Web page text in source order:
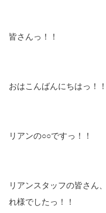
皆さんっ！！
おはこんばんにちはっ！！
リアンの○○ですっ！！
リアンスタッフの皆さん
れ様でしたっ！！